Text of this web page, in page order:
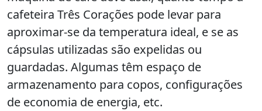
cafeteira Três Corações pode levar para
aproximar-se da temperatura ideal, e se as
cápsulas utilizadas são expelidas ou
guardadas. Algumas têm espaço de
armazenamento para copos, configurações
de economia de energia, etc.